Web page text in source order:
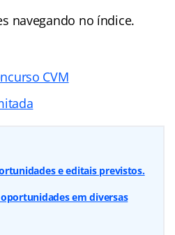
navegando no índice.
CVM
e editais previstos.
em diversas